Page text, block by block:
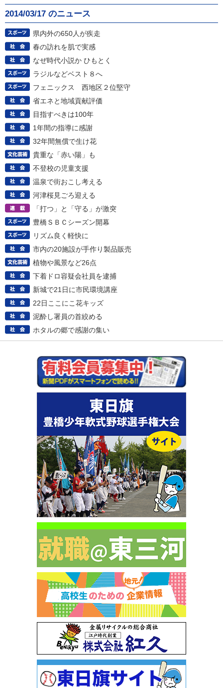
2014/03/17 のニュース
県内外の650人が疾走
春の訪れを肌で実感
なぜ時代小説か ひもとく
ラジルなどベスト８へ
フェニックス 西地区２位堅守
省エネと地域貢献評価
目指すべきは100年
1年間の指導に感謝
32年間無償で生け花
貴重な「赤い陽」も
不登校の児童支援
温泉で街おこし考える
河津桜見ごろ迎える
「打つ」と「守る」が激突
豊橋ＳＢＣシーズン開幕
リズム良く軽快に
市内の20施設が手作り製品販売
植物や風景など26点
下着ドロ容疑会社員を逮捕
新城で21日に市民環境講座
22日ここにこ花キッズ
泥酔し署員の首絞める
ホタルの郷で感謝の集い